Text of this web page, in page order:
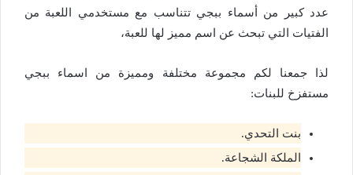
عدد كبير من أسماء ببجي تتناسب مع مستخدمي اللعبة من
الفتيات التي تبحث عن اسم مميز لها للعبة،
لذا جمعنا لكم مجموعة مختلفة ومميزة من اسماء ببجي
مستفزخ للبنات:
بنت التحدي.
الملكة الشجاعة.